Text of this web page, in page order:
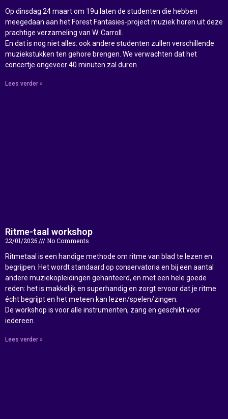
Op dinsdag 24 maart om 19u laten de studenten die hebben
meegedaan aan het Forest Fantasies-project muziek horen uit deze
prachtige verzameling van W. Carroll.
En dat is nog niet alles: ook andere studenten zullen verschillende
muziekstukken ten gehore brengen. We verwachten dat het
concertje ongeveer 40 minuten zal duren.
Lees verder »
Ritme-taal workshop
22/01/2026
No Comments
Ritmetaal is een handige methode om ritme van blad te lezen en
begrijpen. Het wordt standaard op conservatoria en bij een aantal
andere muziekopleidingen gehanteerd, en met een hele goede
reden: het is makkelijk en superhandig en zorgt ervoor dat je ritme
écht begrijpt en het meteen kan lezen/spelen/zingen.
De workshop is voor alle instrumenten, zang en geschikt voor
iedereen.
Lees verder »